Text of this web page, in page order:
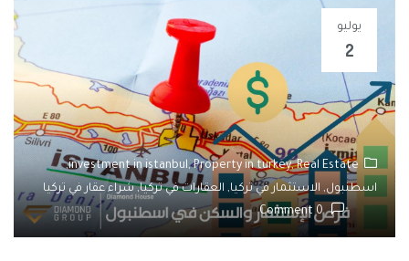
يوليو
2
investment in istanbul,Property in turkey,Real Estate,
اسطنبول, الاستثمار في تركيا, العقارات في تركيا,شراء عقار في تركيا
0 Comment